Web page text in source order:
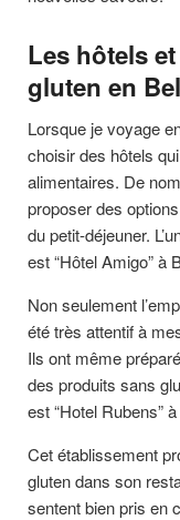
Les hôtels
gluten en
Lorsque je voyage
choisir des hôtels
alimentaires. De
proposer des
du petit-déjeuner.
est “Hôtel Amigo” à
Non seulement
été très attentif à
Ils ont même
des produits sans
est “Hotel Rubens”
Cet établissement
gluten dans son
sentent bien pris en